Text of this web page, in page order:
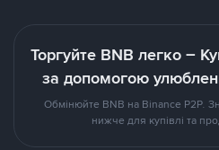
Торгуйте BNB легко –
за допомогою
Обмінюйте BNB на Binance P2P.
нижче для купівлі та